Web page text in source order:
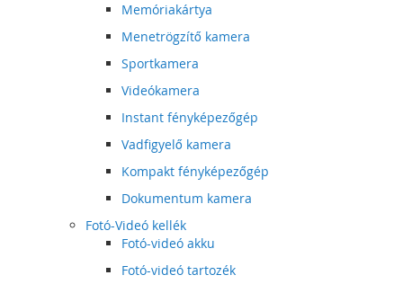
Memóriakártya
Menetrögzítő kamera
Sportkamera
Videókamera
Instant fényképezőgép
Vadfigyelő kamera
Kompakt fényképezőgép
Dokumentum kamera
Fotó-Videó kellék
Fotó-videó akku
Fotó-videó tartozék